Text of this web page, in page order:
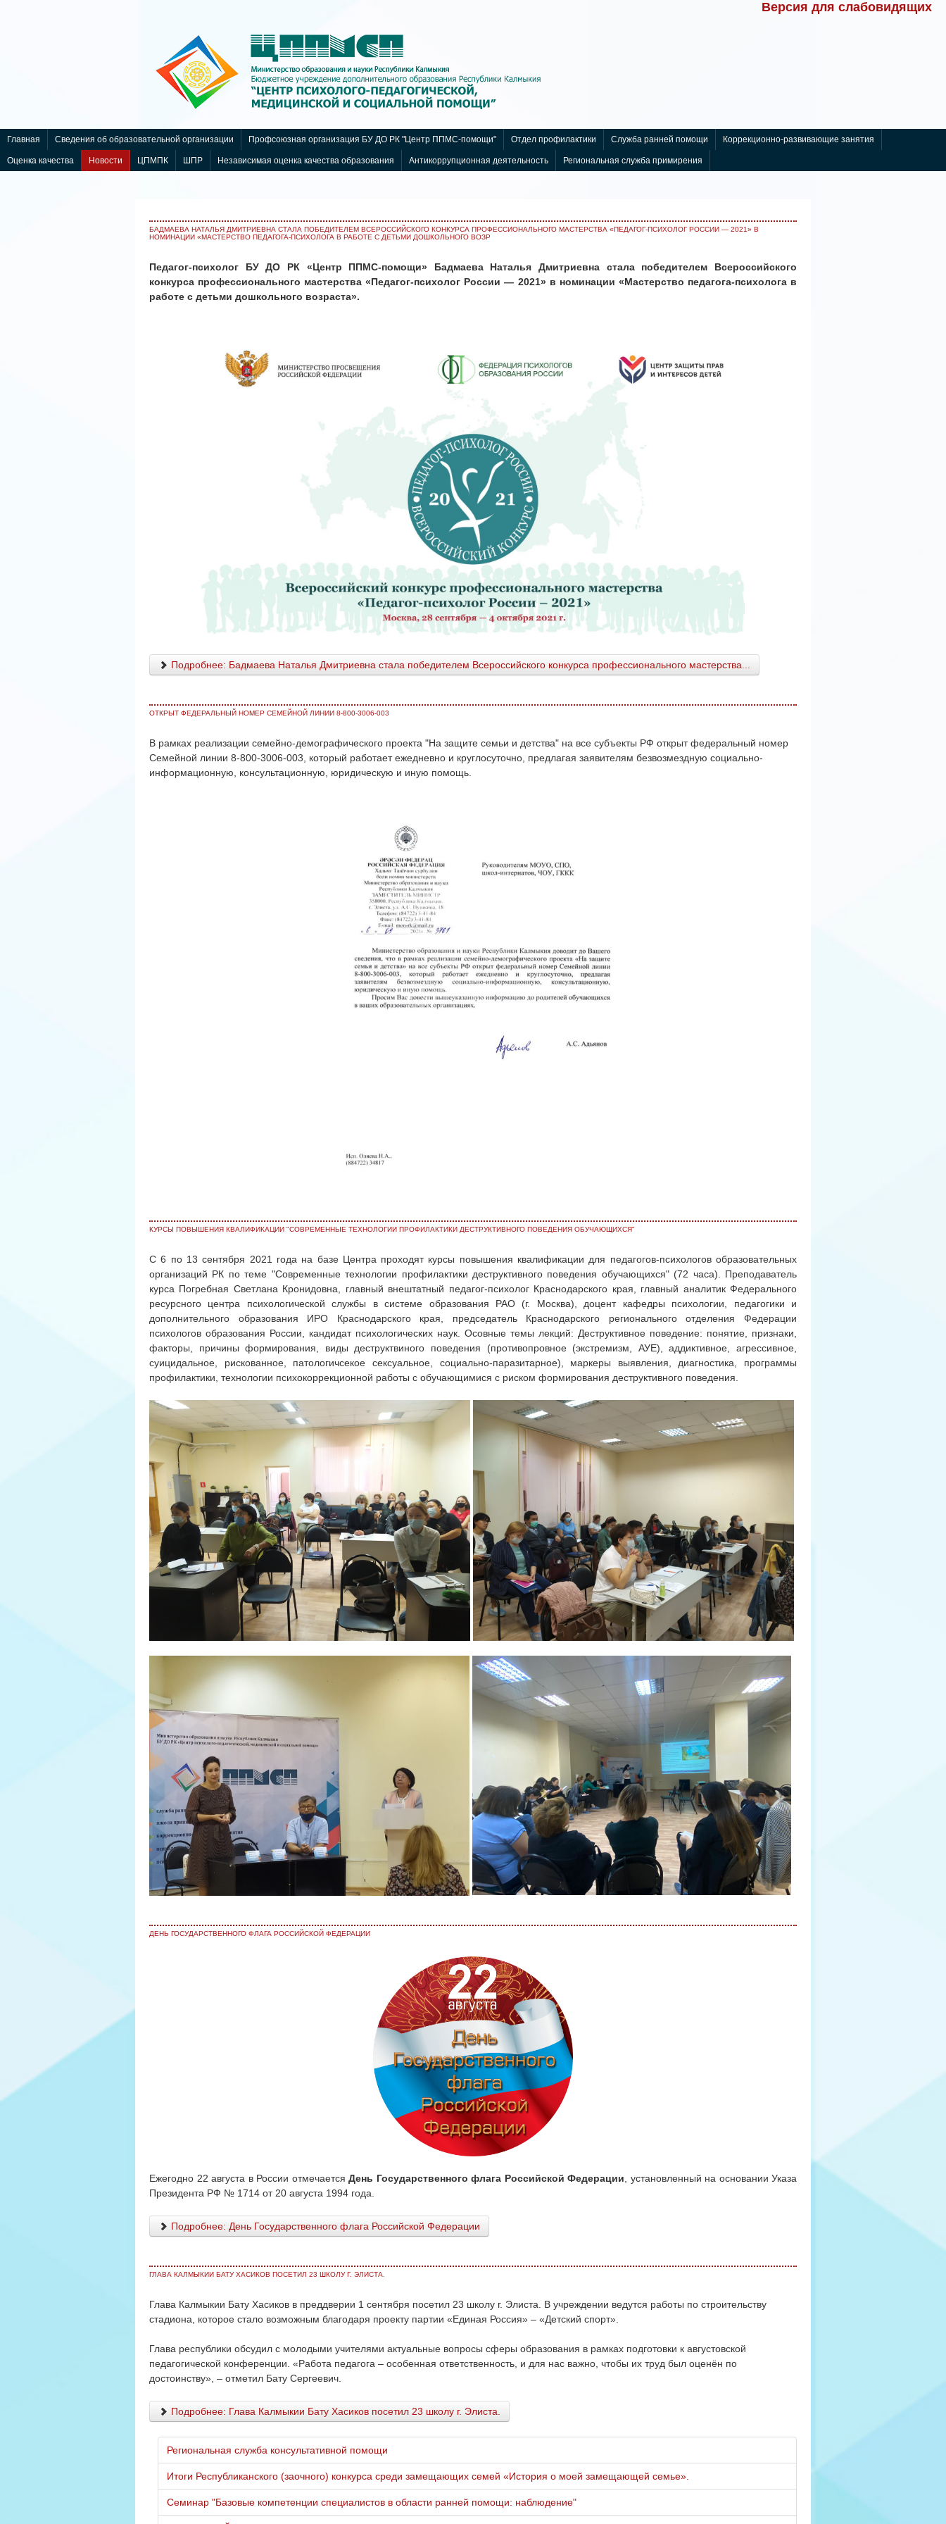
Версия для слабовидящих
Главная Сведения об образовательной организации Профсоюзная организация БУ ДО РК "Центр ППМС-помощи" Отдел профилактики Служба ранней помощи Коррекционно-развивающие занятия
Оценка качества Новости ЦПМПК ШПР Независимая оценка качества образования Антикоррупционная деятельность Региональная служба примирения
БАДМАЕВА НАТАЛЬЯ ДМИТРИЕВНА СТАЛА ПОБЕДИТЕЛЕМ ВСЕРОССИЙСКОГО КОНКУРСА ПРОФЕССИОНАЛЬНОГО МАСТЕРСТВА «ПЕДАГОГ-ПСИХОЛОГ РОССИИ ― 2021» В
НОМИНАЦИИ «МАСТЕРСТВО ПЕДАГОГА-ПСИХОЛОГА В РАБОТЕ С ДЕТЬМИ ДОШКОЛЬНОГО ВОЗР
Педагог-психолог БУ ДО РК «Центр ППМС-помощи» Бадмаева Наталья Дмитриевна стала победителем Всероссийского
конкурса профессионального мастерства «Педагог-психолог России ― 2021» в номинации «Мастерство педагога-психолога в
работе с детьми дошкольного возраста».
Подробнее: Бадмаева Наталья Дмитриевна стала победителем Всероссийского конкурса профессионального мастерства...
ОТКРЫТ ФЕДЕРАЛЬНЫЙ НОМЕР СЕМЕЙНОЙ ЛИНИИ 8-800-3006-003
В рамках реализации семейно-демографического проекта "На защите семьи и детства" на все субъекты РФ открыт федеральный номер
Семейной линии 8-800-3006-003, который работает ежедневно и круглосуточно, предлагая заявителям безвозмездную социально-
информационную, консультационную, юридическую и иную помощь.
КУРСЫ ПОВЫШЕНИЯ КВАЛИФИКАЦИИ "СОВРЕМЕННЫЕ ТЕХНОЛОГИИ ПРОФИЛАКТИКИ ДЕСТРУКТИВНОГО ПОВЕДЕНИЯ ОБУЧАЮЩИХСЯ"
С 6 по 13 сентября 2021 года на базе Центра проходят курсы повышения квалификации для педагогов-психологов образовательных
организаций РК по теме "Современные технологии профилактики деструктивного поведения обучающихся" (72 часа). Преподаватель
курса Погребная Светлана Кронидовна, главный внештатный педагог-психолог Краснодарского края, главный аналитик Федерального
ресурсного центра психологической службы в системе образования РАО (г. Москва), доцент кафедры психологии, педагогики и
дополнительного образования ИРО Краснодарского края, председатель Краснодарского регионального отделения Федерации
психологов образования России, кандидат психологических наук. Осовные темы лекций: Деструктивное поведение: понятие, признаки,
факторы, причины формирования, виды деструктвиного поведения (противопровное (экстремизм, АУЕ), аддиктивное, агрессивное,
суицидальное, рискованное, патологичсекое сексуальное, социально-паразитарное), маркеры выявления, диагностика, программы
профилактики, технологии психокоррекционной работы с обучающимися с риском формирования деструктивного поведения.
ДЕНЬ ГОСУДАРСТВЕННОГО ФЛАГА РОССИЙСКОЙ ФЕДЕРАЦИИ
Ежегодно 22 августа в России отмечается День Государственного флага Российской Федерации , установленный на основании Указа
Президента РФ № 1714 от 20 августа 1994 года.
Подробнее: День Государственного флага Российской Федерации
ГЛАВА КАЛМЫКИИ БАТУ ХАСИКОВ ПОСЕТИЛ 23 ШКОЛУ Г. ЭЛИСТА.
Глава Калмыкии Бату Хасиков в преддверии 1 сентября посетил 23 школу г. Элиста. В учреждении ведутся работы по строительству
стадиона, которое стало возможным благодаря проекту партии «Единая Россия» – «Детский спорт».
Глава республики обсудил с молодыми учителями актуальные вопросы сферы образования в рамках подготовки к августовской
педагогической конференции. «Работа педагога – особенная ответственность, и для нас важно, чтобы их труд был оценён по
достоинству», – отметил Бату Сергеевич.
Подробнее: Глава Калмыкии Бату Хасиков посетил 23 школу г. Элиста.
Региональная служба консультативной помощи
Итоги Республиканского (заочного) конкурса среди замещающих семей «История о моей замещающей семье».
Семинар "Базовые компетенции специалистов в области ранней помощи: наблюдение"